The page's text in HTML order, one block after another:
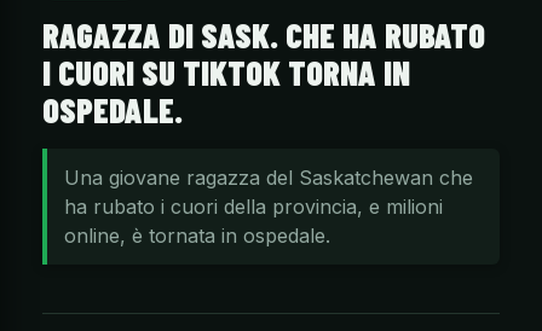
RAGAZZA DI SASK. CHE HA RUBATO
I CUORI SU TIKTOK TORNA IN
OSPEDALE.
Una giovane ragazza del Saskatchewan che
ha rubato i cuori della provincia, e milioni
online, è tornata in ospedale.